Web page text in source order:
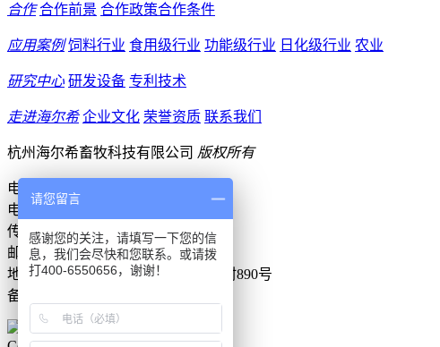
合作 合作前景 合作政策合作条件
应用案例 饲料行业 食用级行业 功能级行业 日化级行业 农业
研究中心 研发设备 专利技术
走进海尔希 企业文化 荣誉资质 联系我们
杭州海尔希畜牧科技有限公司 版权所有
电话：400-655-0656
电话：13989442955
传真：0571-82750399
邮箱：sales@healthy-tech.com.cn
地址：杭州市萧山区戴村镇张家弄村890号
备案号:
请您留言
感谢您的关注，请填写一下您的信
息，我们会尽快和您联系。或请拨
打400-6550656，谢谢！